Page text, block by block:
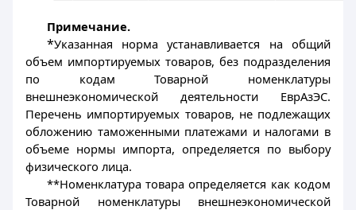
Примечание.
*Указанная норма устанавливается на общий
объем импортируемых товаров, без подразделения
по кодам Товарной номенклатуры
внешнеэкономической деятельности ЕврАзЭС.
Перечень импортируемых товаров, не подлежащих
обложению таможенными платежами и налогами в
объеме нормы импорта, определяется по выбору
физического лица.
**Номенклатура товара определяется как кодом
Товарной номенклатуры внешнеэкономической